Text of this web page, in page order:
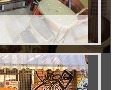
de musique 79